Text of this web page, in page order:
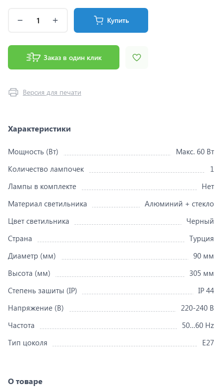
Купить
Заказ в один клик
Версия для печати
Характеристики
Мощность (Вт)
Макс. 60 Вт
Количество лампочек
1
Лампы в комплекте
Нет
Материал светильника
Алюминий + стекло
Цвет светильника
Черный
Страна
Турция
Диаметр (мм)
90 мм
Высота (мм)
305 мм
Степень зашиты (IP)
IP 44
Напряжение (В)
220-240 В
Частота
50…60 Hz
Тип цоколя
Е27
О товаре